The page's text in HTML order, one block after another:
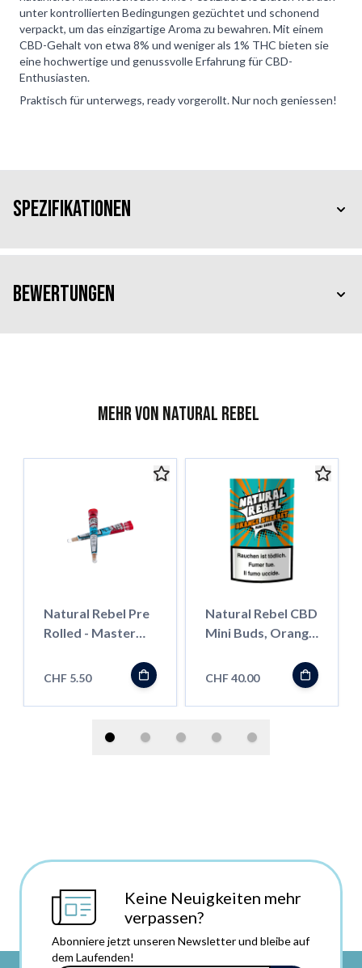
unter kontrollierten Bedingungen gezüchtet und schonend
verpackt, um das einzigartige Aroma zu bewahren. Mit einem
CBD-Gehalt von etwa 8% und weniger als 1% THC bieten sie
eine hochwertige und genussvolle Erfahrung für CBD-
Enthusiasten.
Praktisch für unterwegs, ready vorgerollt. Nur noch geniessen!
Spezifikationen
Bewertungen
Mehr von Natural Rebel
Natural Rebel Pre
Rolled - Master
CHF 5.50
Natural Rebel CBD
Mini Buds, Orange
CHF 40.00
Keine Neuigkeiten mehr
verpassen?
Abonniere jetzt unseren Newsletter und bleibe auf
dem Laufenden!